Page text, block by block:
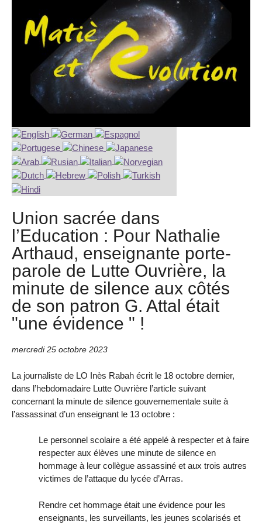
Union sacrée dans
l’Education : Pour Nathalie
Arthaud, enseignante porte-
parole de Lutte Ouvrière, la
minute de silence aux côtés
de son patron G. Attal était
"une évidence " !
mercredi 25 octobre 2023
La journaliste de LO Inès Rabah écrit le 18 octobre dernier,
dans l’hebdomadaire Lutte Ouvrière l’article suivant
concernant la minute de silence gouvernementale suite à
l’assassinat d’un enseignant le 13 octobre :
Le personnel scolaire a été appelé à respecter et à faire
respecter aux élèves une minute de silence en
hommage à leur collègue assassiné et aux trois autres
victimes de l’attaque du lycée d’Arras.
Rendre cet hommage était une évidence pour les
enseignants, les surveillants, les jeunes scolarisés et